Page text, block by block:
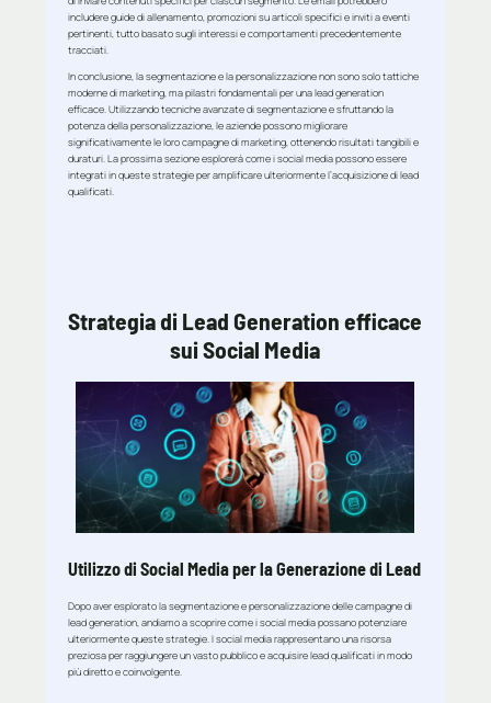
includere guide di allenamento, promozioni su articoli specifici e inviti a eventi
pertinenti, tutto basato sugli interessi e comportamenti precedentemente
tracciati.
In conclusione, la segmentazione e la personalizzazione non sono solo tattiche
moderne di marketing, ma pilastri fondamentali per una lead generation
efficace. Utilizzando tecniche avanzate di segmentazione e sfruttando la
potenza della personalizzazione, le aziende possono migliorare
significativamente le loro campagne di marketing, ottenendo risultati tangibili e
duraturi. La prossima sezione esplorerà come i social media possono essere
integrati in queste strategie per amplificare ulteriormente l’acquisizione di lead
qualificati.
Strategia di Lead Generation efficace
sui Social Media
Utilizzo di Social Media per la Generazione di Lead
Dopo aver esplorato la segmentazione e personalizzazione delle campagne di
lead generation, andiamo a scoprire come i social media possano potenziare
ulteriormente queste strategie. I social media rappresentano una risorsa
preziosa per raggiungere un vasto pubblico e acquisire lead qualificati in modo
più diretto e coinvolgente.